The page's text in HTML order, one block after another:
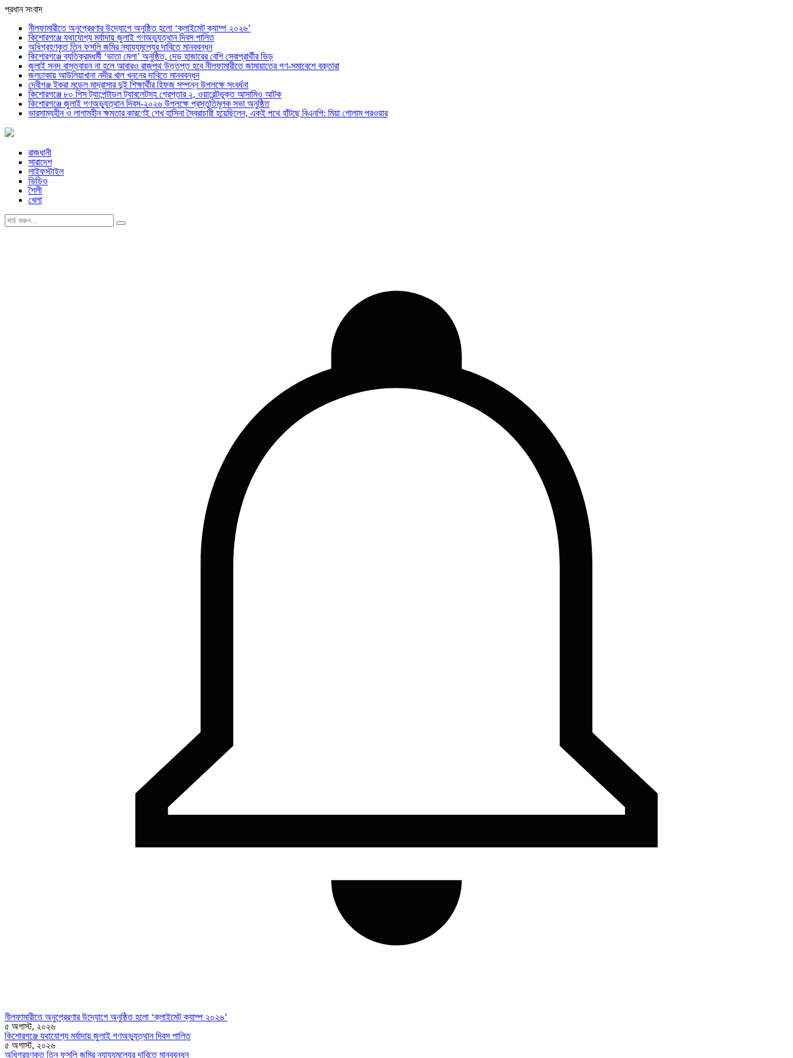
প্রধান সংবাদ
নীলফামারীতে অনুপ্রেরণার উদ্যোগে অনুষ্ঠিত হলো ‘ক্লাইমেট ক্যাম্প ২০২৬’
কিশোরগঞ্জে যথাযোগ্য মর্যাদায় জুলাই গণঅভ্যুত্থান দিবস পালিত
অধিগ্রহণকৃত তিন ফসলি জমির ন্যায্যমূল্যের দাবিতে মানববন্ধন
কিশোরগঞ্জে ব্যতিক্রমধর্মী ‘ভাতা মেলা’ অনুষ্ঠিত, দেড় হাজারের বেশি সেবাপ্রার্থীর ভিড়
জুলাই সনদ বাস্তবায়ন না হলে আবারও রাজপথ উত্তপ্ত হবে নীলফামারীতে জামায়াতের গণ-সমাবেশে বক্তারা
জলঢাকায় আউলিয়াখানা নদীর খাল খননের দাবিতে মানববন্ধন
দেবীগঞ্জ ইকরা মডেল মাদ্রাসার দুই শিক্ষার্থীর হিফজ সম্পন্ন উপলক্ষে সংবর্ধনা
কিশোরগঞ্জে ৮০ পিস ট্যাপেন্টাডল ট্যাবলেটসহ গ্রেপ্তার ২, ওয়ারেন্টভুক্ত আসামিও আটক
কিশোরগঞ্জে জুলাই গণঅভ্যুত্থান দিবস-২০২৬ উপলক্ষে প্রস্তুতিমূলক সভা অনুষ্ঠিত
ভারসাম্যহীন ও লাগামহীন ক্ষমতার কারণেই শেখ হাসিনা স্বৈরাচারী হয়েছিলেন, একই পথে হাঁটছে বিএনপি: মিয়া গোলাম পরওয়ার
রাজধানী
সারাদেশ
লাইফস্টাইল
ভিডিও
শৈলী
খেলা
নীলফামারীতে অনুপ্রেরণার উদ্যোগে অনুষ্ঠিত হলো ‘ক্লাইমেট ক্যাম্প ২০২৬’
৫ অগাস্ট, ২০২৬
কিশোরগঞ্জে যথাযোগ্য মর্যাদায় জুলাই গণঅভ্যুত্থান দিবস পালিত
৫ অগাস্ট, ২০২৬
অধিগ্রহণকৃত তিন ফসলি জমির ন্যায্যমূল্যের দাবিতে মানববন্ধন